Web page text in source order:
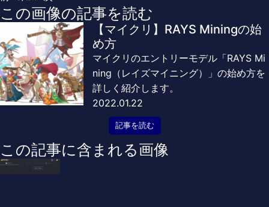
この画像の記事を読む
【マイクリ】RAYS Miningの始
め方
マイクリのエントリーモデル「RAYS Mi
ning（レイズマイニング）」の始め方を
詳しく紹介します。
2022.01.22
記事を読む
この記事に含まれる画像